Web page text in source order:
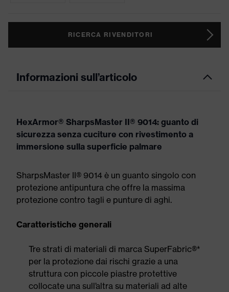
RICERCA RIVENDITORI
Informazioni sull’articolo
HexArmor® SharpsMaster II® 9014: guanto di
sicurezza senza cuciture con rivestimento a
immersione sulla superficie palmare
SharpsMaster II® 9014 è un guanto singolo con
protezione antipuntura che offre la massima
protezione contro tagli e punture di aghi.
Caratteristiche generali
Tre strati di materiali di marca SuperFabric®*
per la protezione dai rischi grazie a una
struttura con piccole piastre protettive
collocate una sull’altra su materiali ad alte